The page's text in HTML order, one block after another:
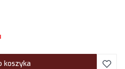
koszyka